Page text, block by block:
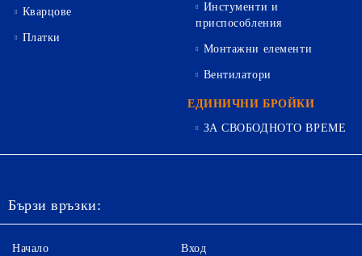
Кварцове
Платки
Инстументи и
приспособления
Монтажни елементи
Вентилатори
ЕДИНИЧНИ БРОЙКИ
ЗА СВОБОДНОТО ВРЕМЕ
Бързи връзки:
Начало Вход